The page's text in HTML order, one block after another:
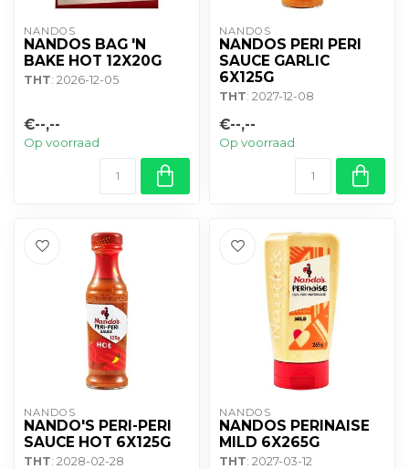
NANDOS
NANDOS BAG 'N
BAKE HOT 12X20G
THT: 2026-12-05
€--,--
Op voorraad
NANDOS
NANDOS PERI PERI
SAUCE GARLIC
6X125G
THT: 2027-12-08
€--,--
Op voorraad
NANDOS
NANDO'S PERI-PERI
SAUCE HOT 6X125G
THT: 2028-02-28
NANDOS
NANDOS PERINAISE
MILD 6X265G
THT: 2027-03-12